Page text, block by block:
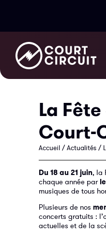
La
Court-
Accueil /Actualités /
Du 18 au 21 juin, la
chaque année par
musiques de tous
Plusieurs de nos
concerts gratuits :
actuelles et de la